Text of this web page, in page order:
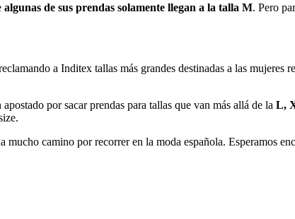
algunas de sus prendas solamente llegan a la talla M. Pero
a Inditex tallas más grandes destinadas a las mujeres
por sacar prendas para tallas que van más allá de la L,
camino por recorrer en la moda española. Esperamos